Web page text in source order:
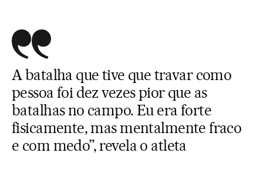
A batalha que tive que travar como
pessoa foi dez vezes pior que as
batalhas no campo. Eu era forte
fisicamente, mas mentalmente fraco
e com medo”, revela o atleta